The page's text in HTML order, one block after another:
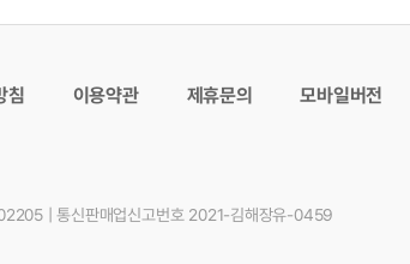
침 이용약관 제휴문의 모바일버전
|통신판매업신고번호 2021-김해장유-0459